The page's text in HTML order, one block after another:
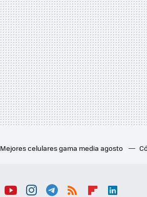
Mejores celulares gama media agosto